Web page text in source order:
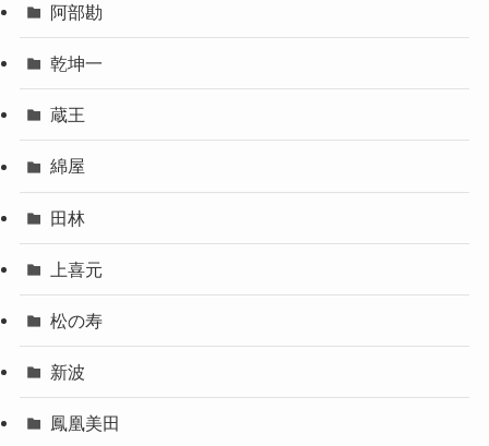
阿部勘
乾坤一
蔵王
綿屋
田林
上喜元
松の寿
新波
鳳凰美田